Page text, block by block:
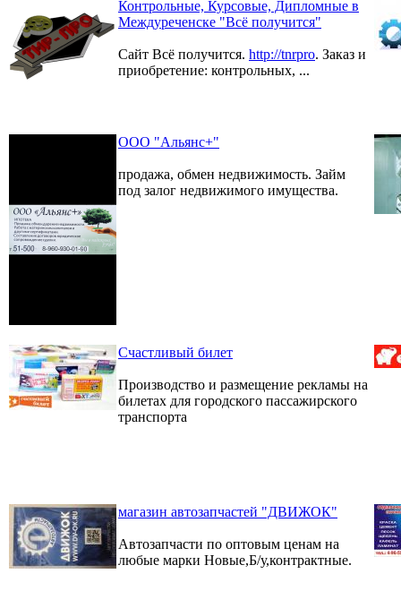
Контрольные, Курсовые, Дипломные в
Междуреченске "Всё получится"
Сайт Всё получится. http://tnrpro. Заказ и
приобретение: контрольных, ...
ООО "Альянс+"
продажа, обмен недвижимость. Займ
под залог недвижимого имущества.
Счастливый билет
Производство и размещение рекламы на
билетах для городского пассажирского
транспорта
магазин автозапчастей "ДВИЖОК"
Автозапчасти по оптовым ценам на
любые марки Новые,Б/у,контрактные.